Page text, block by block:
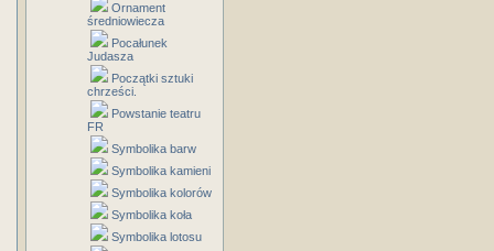
Ornament
średniowiecza
Pocałunek
Judasza
Początki sztuki
chrześci.
Powstanie teatru
FR
Symbolika barw
Symbolika kamieni
Symbolika kolorów
Symbolika koła
Symbolika lotosu